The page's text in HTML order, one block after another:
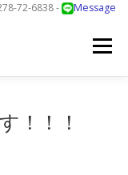
72-6838 -
Message
メニュー
！！！